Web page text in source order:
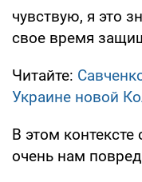
чувствую, я это
свое время
Читайте:
Украине новой
В этом
очень нам